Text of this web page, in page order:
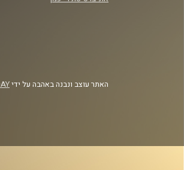
האתר עוצב ונבנה באהבה על ידי